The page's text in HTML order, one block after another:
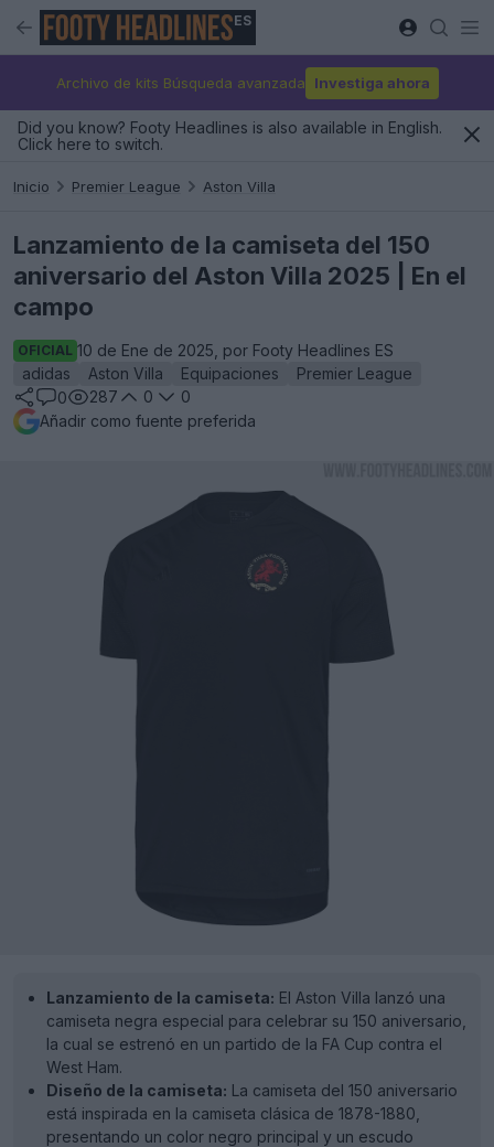
ES
Archivo de kits Búsqueda avanzada Investiga ahora
Did you know? Footy Headlines is also available in English.
Click here to switch.
Inicio Premier League Aston Villa
Lanzamiento de la camiseta del 150
aniversario del Aston Villa 2025 | En el
campo
OFICIAL 10 de Ene de 2025, por Footy Headlines ES
adidas
Aston Villa Equipaciones
Premier League
0
287 0
0
Añadir como fuente preferida
Lanzamiento de la camiseta: El Aston Villa lanzó una
camiseta negra especial para celebrar su 150 aniversario,
la cual se estrenó en un partido de la FA Cup contra el
West Ham.
Diseño de la camiseta: La camiseta del 150 aniversario
está inspirada en la camiseta clásica de 1878-1880,
presentando un color negro principal y un escudo